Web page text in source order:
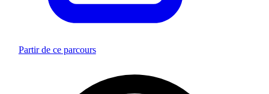
Partir de ce parcours